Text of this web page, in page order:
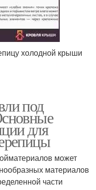
холодной крыши
под
для
может
материалов
части